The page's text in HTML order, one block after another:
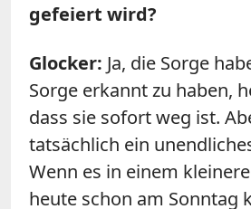
gefeiert wird?
Glocker: Ja, die Sorge
Sorge erkannt zu haben,
dass sie sofort weg ist.
tatsächlich ein
Wenn es in einem
heute schon am Sonntag